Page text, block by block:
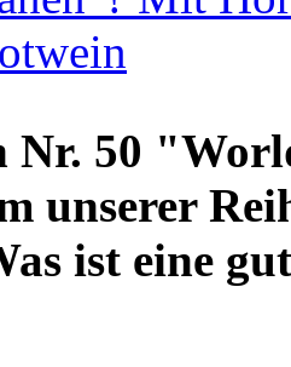
Nr. 50
unserer
ist eine